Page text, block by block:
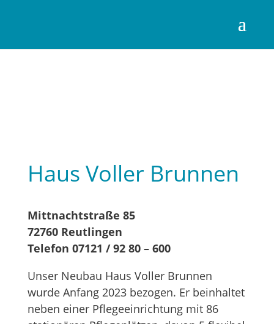
Haus Voller Brunnen
Mittnachtstraße 85
72760 Reutlingen
Telefon 07121 / 92 80 – 600
Unser Neubau Haus Voller Brunnen
wurde Anfang 2023 bezogen. Er beinhaltet
neben einer Pflegeeinrichtung mit 86